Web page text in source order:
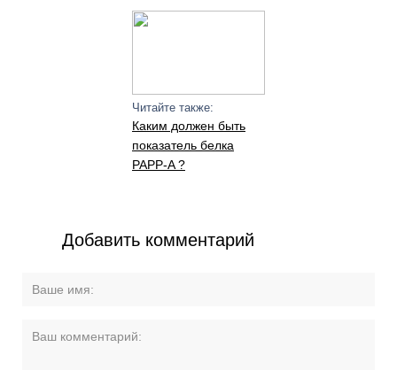
Читайте также:
Каким должен быть
показатель белка
PAPP-A ?
Добавить комментарий